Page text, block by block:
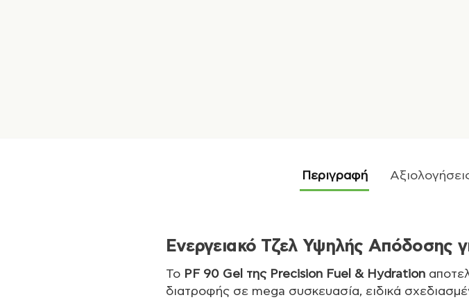
Περιγραφή
Ενεργειακό Τζελ Υψηλής
Το PF 90 Gel της Precision Fuel & Hydration
διατροφής σε mega συσκευασία, ειδικά